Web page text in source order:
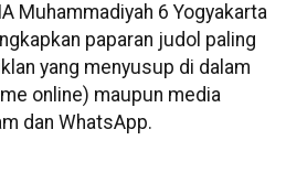
Muhammadiyah 6 Yogyakarta
paparan judol paling
yang menyusup di dalam
online) maupun media
dan WhatsApp.